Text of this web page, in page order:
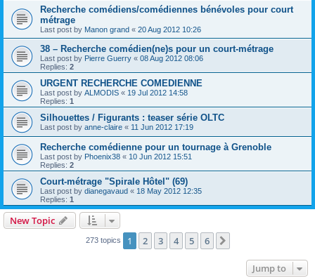
Recherche comédiens/comédiennes bénévoles pour court
métrage
Last post by Manon grand « 20 Aug 2012 10:26
38 – Recherche comédien(ne)s pour un court-métrage
Last post by Pierre Guerry « 08 Aug 2012 08:06
Replies: 2
URGENT RECHERCHE COMEDIENNE
Last post by ALMODIS « 19 Jul 2012 14:58
Replies: 1
Silhouettes / Figurants : teaser série OLTC
Last post by anne-claire « 11 Jun 2012 17:19
Recherche comédienne pour un tournage à Grenoble
Last post by Phoenix38 « 10 Jun 2012 15:51
Replies: 2
Court-métrage "Spirale Hôtel" (69)
Last post by dianegavaud « 18 May 2012 12:35
Replies: 1
New Topic
273 topics 1 2 3 4 5 6
Jump to